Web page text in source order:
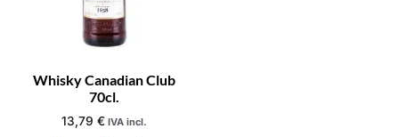
Whisky Canadian Club
70cl.
13,79 € IVA incl.